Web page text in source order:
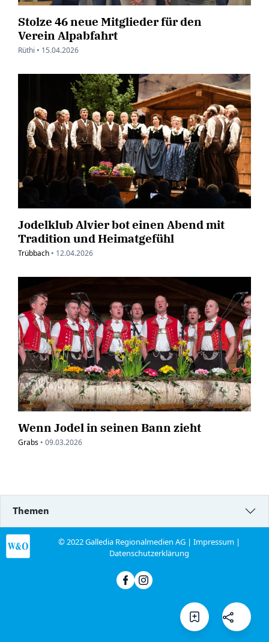
Stolze 46 neue Mitglieder für den
Verein Alpabfahrt
Rüthi • 15.04.2026
Jodelklub Alvier bot einen Abend mit
Tradition und Heimatgefühl
Trübbach • 12.04.2026
Wenn Jodel in seinen Bann zieht
Grabs • 09.03.2026
Themen
© 2022 Galledia Regionalmedien AG |Impressum |
Datenschutzerklärung